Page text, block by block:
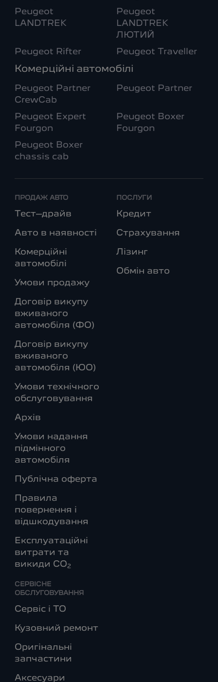
Peugeot
LANDTREK
Peugeot
LANDTREK
ЛЮТИЙ
Peugeot Rifter Peugeot Traveller
Комерційні автомобілі
Peugeot Partner
CrewCab
Peugeot Partner
Peugeot Expert
Fourgon
Peugeot Boxer
Fourgon
Peugeot Boxer
chassis cab
ПРОДАЖ АВТО
Тест–драйв
Авто в наявності
Комерційні
автомобілі
Умови продажу
Договір викупу
вживаного
автомобіля (ФО)
Договір викупу
вживаного
автомобіля (ЮО)
Умови технічного
обслуговування
Архів
Умови надання
підмінного
автомобіля
Публічна оферта
Правила
повернення і
відшкодування
Експлуатаційні
витрати та
викиди СО2
ПОСЛУГИ
Кредит
Страхування
Лізинг
Обмін авто
СЕРВІСНЕ
ОБСЛУГОВУВАННЯ
Сервіс і ТО
Кузовний ремонт
Оригінальні
запчастини
Аксесуари